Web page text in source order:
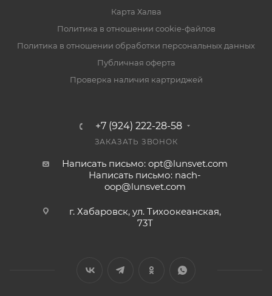
Карта Халва
Политика в отношении cookie-файлов
Политика в отношении обработки персональных данных
Публичная оферта
Проверка наличия картриджей
+7 (924) 222-28-58
ЗАКАЗАТЬ ЗВОНОК
Написать письмо: opt@lunsvet.com
Написать письмо: nach-
oop@lunsvet.com
г. Хабаровск, ул. Тихоокеанская,
73Т